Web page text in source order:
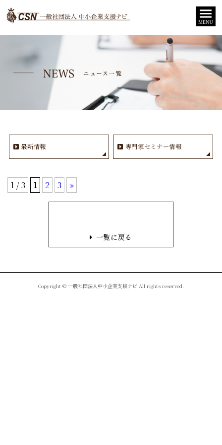
最新情報 専門家セミナー情報
1 / 3 1 2 3 »
一覧に戻る
Copyright © 一般社団法人中小企業支援ナビ All rights reserved.